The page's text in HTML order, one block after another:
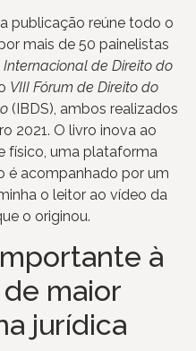
publicação reúne todo o
mais de 50 painelistas
Internacional de Direito do
VIII Fórum de Direito do
(IBDS), ambos realizados
2021. O livro inova ao
físico, uma plataforma
é acompanhado por um
o leitor ao vídeo da
o originou.
à
maior
jurídica